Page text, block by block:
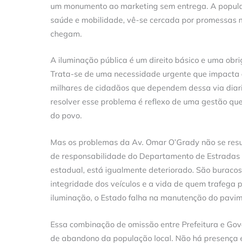
um monumento ao marketing sem entrega. A
saúde e mobilidade, vê-se cercada por promessas
chegam.
A iluminação pública é um direito básico e uma
Trata-se de uma necessidade urgente que
milhares de cidadãos que dependem dessa via
resolver esse problema é reflexo de uma gestão
do povo.
Mas os problemas da Av. Omar O’Grady não se
de responsabilidade do Departamento de
estadual, está igualmente deteriorado. São
integridade dos veículos e a vida de quem trafega
iluminação, o Estado falha na manutenção do
Essa combinação de omissão entre Prefeitura e
de abandono da população local. Não há